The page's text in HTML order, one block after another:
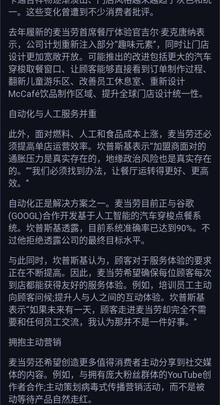
一。这些变化曾遭到不少消费者批评。
去年履新的麦当劳首席餐厅体验官吉尔·麦克唐纳表
示，公司计划重新注入部分“趣味元素”，同时让门店
设计更加宽敞开放。可能推出的改进包括更大的汽车
穿梭取餐窗口、让顾客能够直接看到订单制作过程、
翻新儿童游乐区、改善员工休息室、重新设计
McCafé饮品制作区域、提升全球门店设计统一性。
自动化与人工服务并重
此外，面对燃料、人工和食品成本上涨，麦当劳还必
须提高单店运营效率。坎普斯基表示“加盟商面对的
通胀压力是真实存在的，地缘政治风险也是真实存在
的。”“我们必须找到办法，让餐厅运转得更好、更高
效。”
自动化正是解决方案之一。麦当劳目前正与谷歌
(GOOGL)合作开发基于人工智能的汽车穿梭点餐系
统。坎普斯基透露，目前系统准确率已达到90%。不
过他拒绝透露公司的最终目标水平。
与此同时，坎普斯基认为，顾客对于服务体验的要求
正在不断提高。因此，麦当劳希望确保每位顾客每次
到店都能获得友好的服务体验。例如，培训员工主动
向顾客问候;提升人与人之间的互动体验。坎普斯基
表示“如果未来有一天，顾客走进麦当劳却完全不需
要和任何员工交流，我认为那并不是一件好事。”
拥抱主动营销
麦当劳还希望创造更多值得消费者主动分享到社交媒
体的内容。例如，与拥有庞大粉丝群体的YouTube创
作者合作;主动策划病毒式传播营销活动，而不是被
动等待产品自然走红。